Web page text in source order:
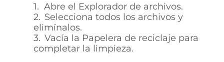
1. Abre el Explorador de archivos.
2. Selecciona todos los archivos y
elimínalos.
3. Vacía la Papelera de reciclaje para
completar la limpieza.